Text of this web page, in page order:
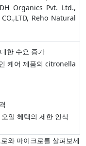
Organics Pvt. Ltd.,
CO.,LTD, Reho Natural
한 수요 증가
케어 제품의 citronella
일 혜택의 제한 인식
와 마이크로를 살펴보세